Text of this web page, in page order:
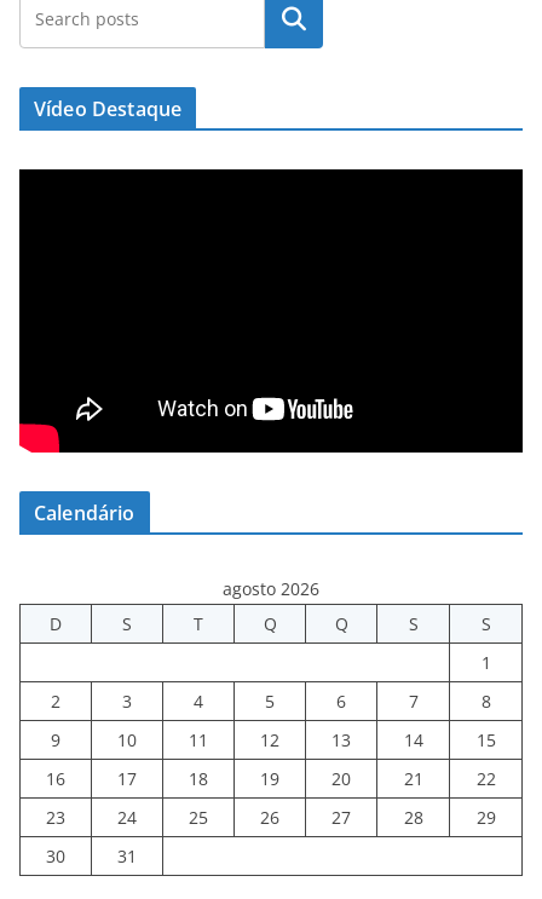
Pesquisar
Vídeo Destaque
Calendário
agosto 2026
D
S T Q Q S
S
1
2
3 4 5 6 7
8
9
10 11 12 13 14
15
16
17 18 19 20 21
22
23
24 25 26 27 28
29
30
31